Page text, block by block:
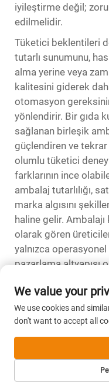
iyileştirme değil;
edilmelidir.
Tüketici beklentileri
tutarlı sunumunu,
alma yerine veya
kalitesini giderek
otomasyon
yönlendirir. Bir gıda
sağlanan birleşik
güçlendiren ve tekrar
olumlu tüketici
farklarının ince
ambalaj tutarlılığı,
marka algısını
haline gelir.
olarak gören
yalnızca
pazarlama altyapısı
Ürün Yeniliği ve
Yeteneği İçin
Modern gıda
destekleyen ve
tercihlerindeki
nedeniyle kritik olan
işlevsel esneklik
We value your
We use cookies and
don't want to accept all